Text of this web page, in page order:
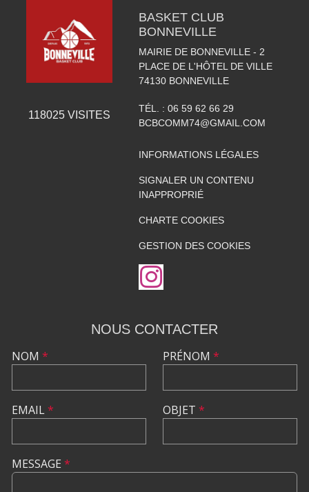
118025VISITES
BASKET CLUB
BONNEVILLE
MAIRIE DE BONNEVILLE - 2
PLACE DE L'HÔTEL DE VILLE
74130 BONNEVILLE
TÉL. : 06 59 62 66 29
BCBCOMM74@GMAIL.COM
INFORMATIONS LÉGALES
SIGNALER UN CONTENU
INAPPROPRIÉ
CHARTE COOKIES
GESTION DES COOKIES
NOUS CONTACTER
NOM *
EMAIL*
PRÉNOM *
OBJET *
MESSAGE *